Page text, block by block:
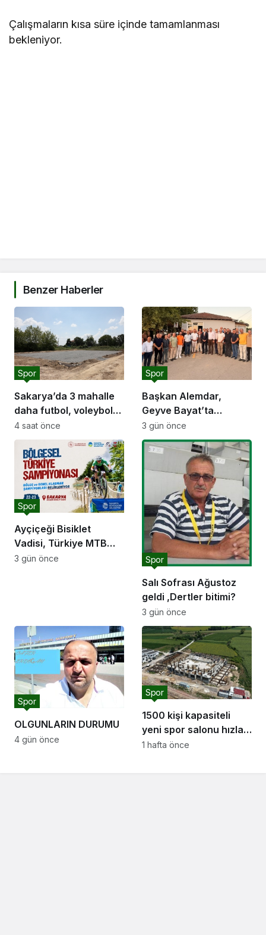
Çalışmaların kısa süre içinde tamamlanması
bekleniyor.
Benzer Haberler
Sakarya’da 3 mahalle
daha futbol, voleybol
ve basketbol sahasına
kavuşuyor
Spor
4 saat önce
Başkan Alemdar,
Geyve Bayat’ta
hemşehrileriyle
buluştu: “Gençlik ve
spor yatırımlarını
hayata geçirmeye
devam edeceğiz”
Spor
3 gün önce
Ayçiçeği Bisiklet
Vadisi, Türkiye MTB
Şampiyonası’na ev
Spor
3 gün önce
Salı Sofrası Ağustoz
geldi ,Dertler bitimi?
Spor
3 gün önce
OLGUNLARIN DURUMU
Spor
4 gün önce
1500 kişi kapasiteli
yeni spor salonu hızla
yükseliyor: “Salon
Spor
1 hafta önce